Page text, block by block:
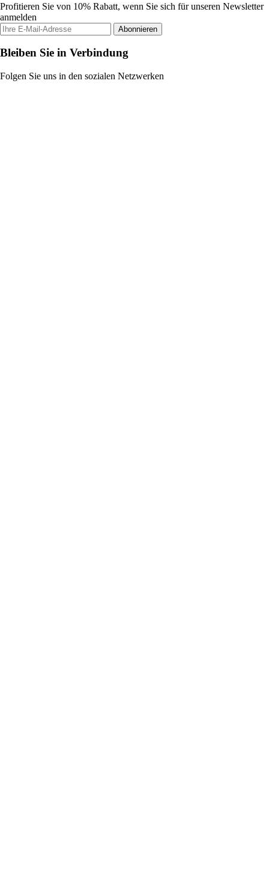
Profitieren Sie von 10% Rabatt, wenn Sie sich für unseren Newsletter
anmelden
Abonnieren
Bleiben Sie in Verbindung
Folgen Sie uns in den sozialen Netzwerken